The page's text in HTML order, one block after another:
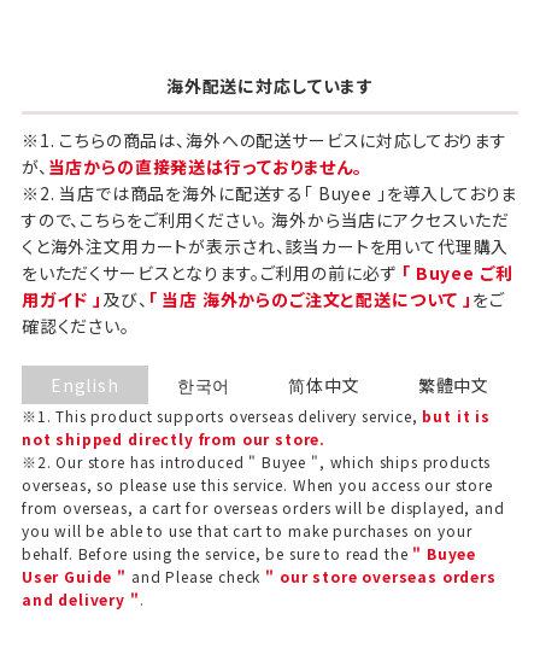
ギフト包装について
海外配送に対応しています
※1. こちらの商品は、海外への配送サービスに対応しております
が、 当店からの直接発送は行っておりません。
※2. 当店では商品を海外に配送する「 Buyee 」を導入しておりま
すので、こちらをご利用ください。 海外から当店にアクセスいただ
くと海外注文用カートが表示され、該当カートを用いて代理購入
をいただくサービスとなります。ご利用の前に必ず 「 Buyee ご利
用ガイド 」 及び、 「 当店 海外からのご注文と配送について 」 をご
確認ください。
English
※1. This product supports overseas delivery service, but it is
not shipped directly from our store.
※2. Our store has introduced " Buyee ", which ships products
overseas, so please use this service. When you access our store
from overseas, a cart for overseas orders will be displayed, and
you will be able to use that cart to make purchases on your
behalf. Before using the service, be sure to read the " Buyee
User Guide " and Please check " our store overseas orders
and delivery ".
한국어 简体中文 繁體中文